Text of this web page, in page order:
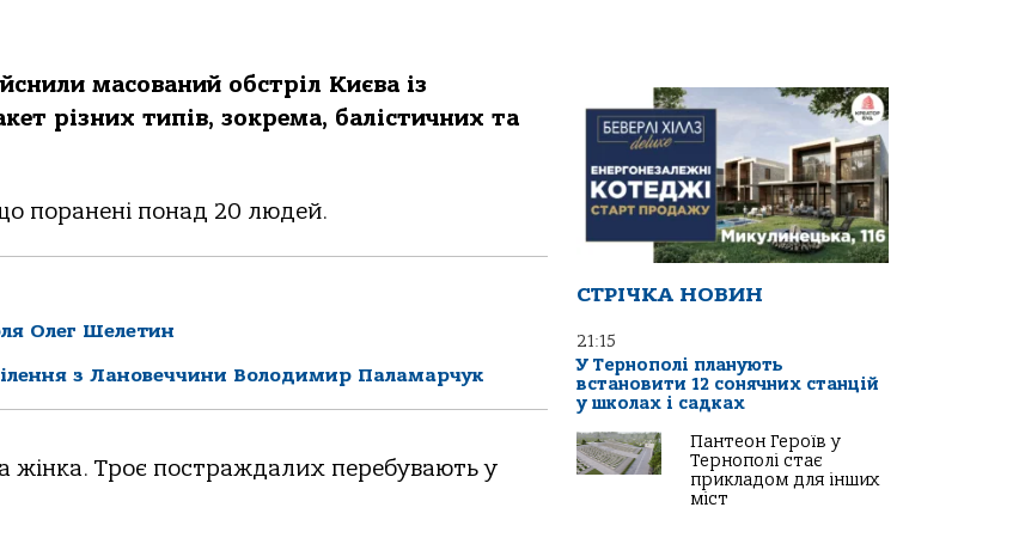
масований обстріл Києва із
різних типів, зокрема, балістичних та
поранені понад 20 людей.
Олег Шелетин
з Лановеччини Володимир Паламарчук
жінка. Троє постраждалих перебувають у
СТРІЧКА НОВИН
21:15
У Тернополі планують
встановити 12 сонячних станцій
у школах і садках
Пантеон Героїв у
Тернополі стає
прикладом для інших
міст